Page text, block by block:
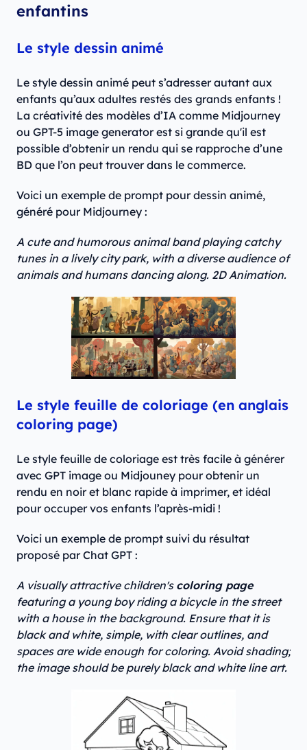
enfantins
Le style dessin animé
Le style dessin animé peut s’adresser autant aux
enfants qu’aux adultes restés des grands enfants !
La créativité des modèles d’IA comme Midjourney
ou GPT-5 image generator est si grande qu'il est
possible d’obtenir un rendu qui se rapproche d’une
BD que l’on peut trouver dans le commerce.
Voici un exemple de prompt pour dessin animé,
généré pour Midjourney :
A cute and humorous animal band playing catchy
tunes in a lively city park, with a diverse audience of
animals and humans dancing along. 2D Animation.
Le style feuille de coloriage (en anglais
coloring page)
Le style feuille de coloriage est très facile à générer
avec GPT image ou Midjouney pour obtenir un
rendu en noir et blanc rapide à imprimer, et idéal
pour occuper vos enfants l’après-midi !
Voici un exemple de prompt suivi du résultat
proposé par Chat GPT :
A visually attractive children's coloring page
featuring a young boy riding a bicycle in the street
with a house in the background. Ensure that it is
black and white, simple, with clear outlines, and
spaces are wide enough for coloring. Avoid shading;
the image should be purely black and white line art.